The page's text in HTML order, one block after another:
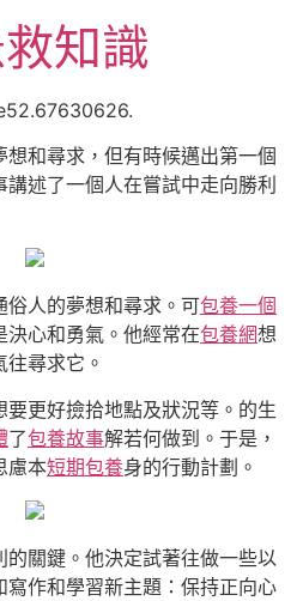
知識
想和尋求，但有時候邁出第一個
述了一個人在嘗試中走向勝利
俗人的夢想和尋求。可包養一個
決心和勇氣。他經常在包養網想
尋求它。
更好撿拾地點及狀況等。的生
了包養故事解若何做到。于是，
慮本短期包養身的行動計劃。
的關鍵。他決定試著往做一些以
作和學習新主題：保持正向心